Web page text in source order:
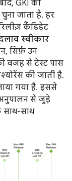
GKI की
जाता है. हर
कैंडिडेट
स्वीकार
सिर्फ़ उन
वजह से टेस्ट पास
की जाती है.
गया है. इससे
अनुपालन से जुड़े
साथ-साथ